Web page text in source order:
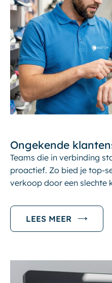
Ongekende
Teams die in verbinding
proactief. Zo bied je top-
verkoop door een slechte
LEES MEER